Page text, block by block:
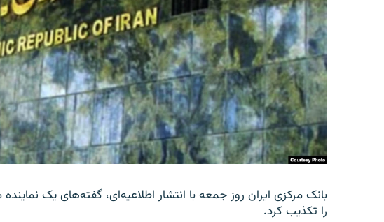
را تکذیب کرد.